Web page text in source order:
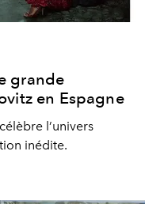
grande
en Espagne
l’univers
inédite.